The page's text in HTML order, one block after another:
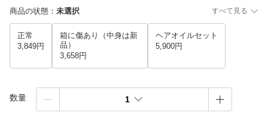
商品の状態 ： 未選択 すべて見る
正常
3,849円
箱に傷あり（中身は新
品）
3,658円
ヘアオイルセット
5,900円
数量 1